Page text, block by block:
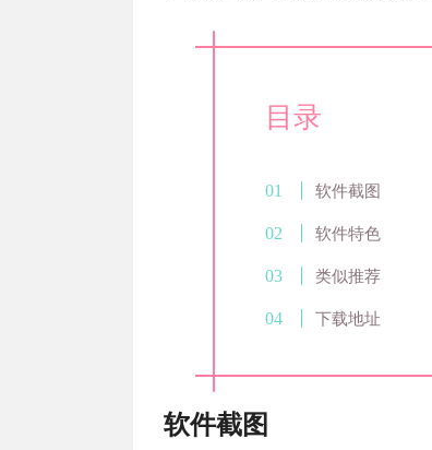
目录
软件截图
软件特色
类似推荐
下载地址
软件截图